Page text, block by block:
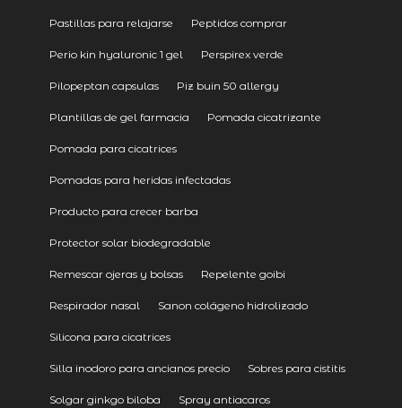
Pastillas para relajarse Peptidos comprar
Perio kin hyaluronic 1 gel Perspirex verde
Pilopeptan capsulas Piz buin 50 allergy
Plantillas de gel farmacia Pomada cicatrizante
Pomada para cicatrices
Pomadas para heridas infectadas
Producto para crecer barba
Protector solar biodegradable
Remescar ojeras y bolsas Repelente goibi
Respirador nasal Sanon colágeno hidrolizado
Silicona para cicatrices
Silla inodoro para ancianos precio Sobres para cistitis
Solgar ginkgo biloba Spray antiacaros